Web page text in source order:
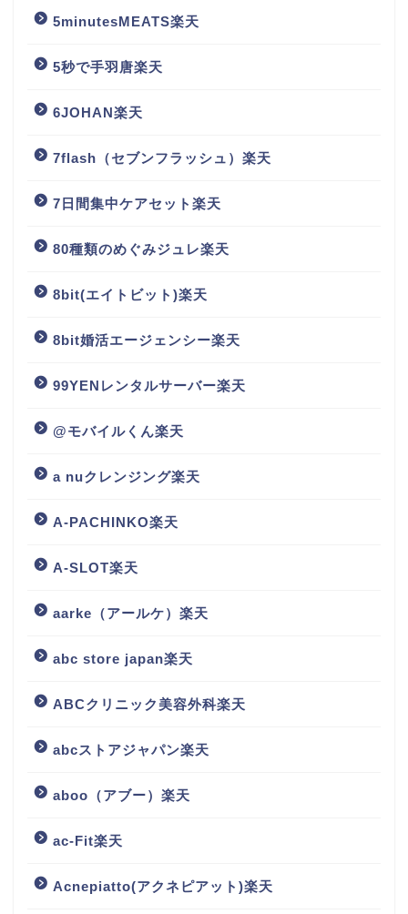
5minutesMEATS楽天
5秒で手羽唐楽天
6JOHAN楽天
7flash（セブンフラッシュ）楽天
7日間集中ケアセット楽天
80種類のめぐみジュレ楽天
8bit(エイトビット)楽天
8bit婚活エージェンシー楽天
99YENレンタルサーバー楽天
@モバイルくん楽天
a nuクレンジング楽天
A-PACHINKO楽天
A-SLOT楽天
aarke（アールケ）楽天
abc store japan楽天
ABCクリニック美容外科楽天
abcストアジャパン楽天
aboo（アブー）楽天
ac-Fit楽天
Acnepiatto(アクネピアット)楽天